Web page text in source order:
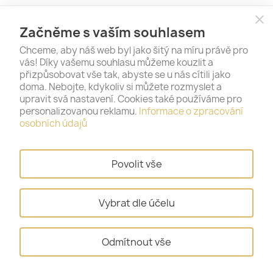
PRODUKTY
NAŠE SPOLEČNOST 
INFORMACE O OBCHODU keyboard_arrow_down
© 2026 - Gold & Silver
close
Začněme s vaším souhlasem
Chceme, aby náš web byl jako šitý na míru právě pro
vás! Díky vašemu souhlasu můžeme kouzlit a
přizpůsobovat vše tak, abyste se u nás cítili jako
doma. Nebojte, kdykoliv si můžete rozmyslet a
upravit svá nastavení. Cookies také používáme pro
personalizovanou reklamu. Informace o zpracování
osobních údajů
Povolit vše
Vybrat dle účelu
Odmítnout vše